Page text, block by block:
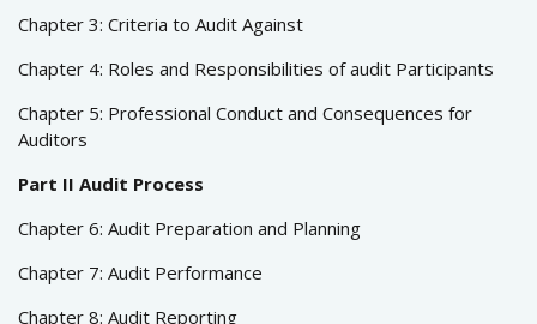
Chapter 3: Criteria to Audit Against
Chapter 4: Roles and Responsibilities of audit Participants
Chapter 5: Professional Conduct and Consequences for
Auditors
Part II Audit Process
Chapter 6: Audit Preparation and Planning
Chapter 7: Audit Performance
Chapter 8: Audit Reporting